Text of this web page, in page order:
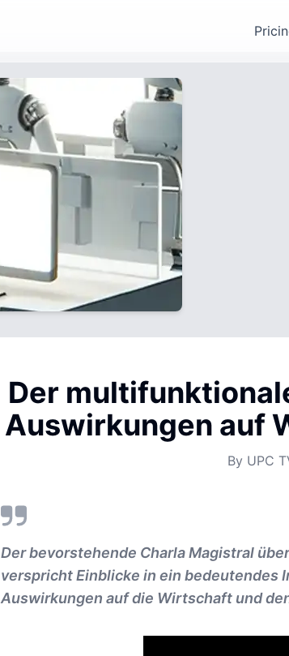
Der
Auswirkungen auf
By UPC
Der bevorstehende Charla Magistral
verspricht Einblicke in ein
Auswirkungen auf die Wirtschaft und